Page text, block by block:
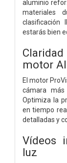
aluminio
materiales
clasificación
estarás bien
motor
El motor
cámara más
Optimiza la
en tiempo
detalladas y
Vídeos
luz